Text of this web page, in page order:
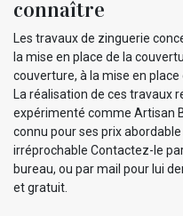
connaître
Les travaux de zinguerie
la mise en place de la
couverture, à la mise en
La réalisation de ces travaux
expérimenté comme Artisan
connu pour ses prix
irréprochable Contactez-le
bureau, ou par mail pour lui
et gratuit.